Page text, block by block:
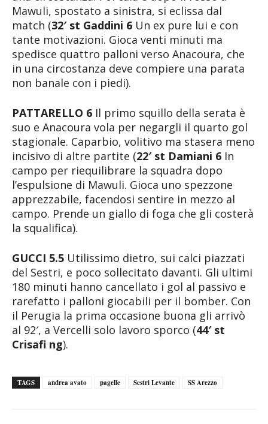
Mawuli, spostato a sinistra, si eclissa dal
match (32′ st Gaddini 6 Un ex pure lui e con
tante motivazioni. Gioca venti minuti ma
spedisce quattro palloni verso Anacoura, che
in una circostanza deve compiere una parata
non banale con i piedi).
PATTARELLO 6 Il primo squillo della serata è
suo e Anacoura vola per negargli il quarto gol
stagionale. Caparbio, volitivo ma stasera meno
incisivo di altre partite (22′ st Damiani 6 In
campo per riequilibrare la squadra dopo
l’espulsione di Mawuli. Gioca uno spezzone
apprezzabile, facendosi sentire in mezzo al
campo. Prende un giallo di foga che gli costerà
la squalifica).
GUCCI 5.5 Utilissimo dietro, sui calci piazzati
del Sestri, e poco sollecitato davanti. Gli ultimi
180 minuti hanno cancellato i gol al passivo e
rarefatto i palloni giocabili per il bomber. Con
il Perugia la prima occasione buona gli arrivò
al 92′, a Vercelli solo lavoro sporco (44′ st
Crisafi ng).
TAGS andrea avato pagelle Sestri Levante SS Arezzo